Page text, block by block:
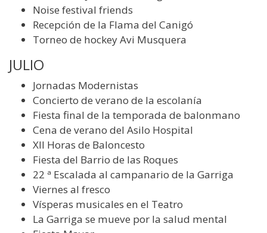
Noise festival friends
Recepción de la Flama del Canigó
Torneo de hockey Avi Musquera
JULIO
Jornadas Modernistas
Concierto de verano de la escolanía
Fiesta final de la temporada de balonmano
Cena de verano del Asilo Hospital
XII Horas de Baloncesto
Fiesta del Barrio de las Roques
22 ª Escalada al campanario de la Garriga
Viernes al fresco
Vísperas musicales en el Teatro
La Garriga se mueve por la salud mental